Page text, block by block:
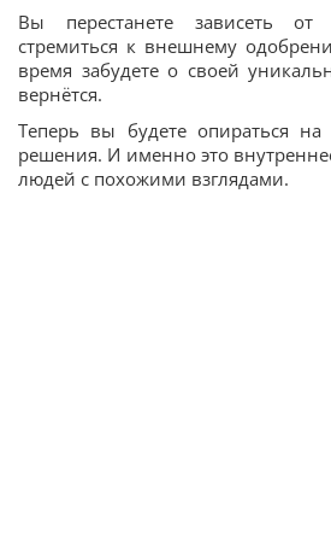
Вы перестанете зависеть
стремиться к внешнему
время забудете о своей
вернётся.
Теперь вы будете опираться
решения. И именно это
людей с похожими взглядами.